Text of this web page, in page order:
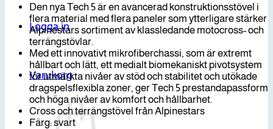
Logga in
Varukorg
Den nya Tech 5 är en avancerad konstruktionsstövel i
flera material med flera paneler som ytterligare stärker
Alpinestars sortiment av klassledande motocross- och
terrängstövlar.
Med ett innovativt mikrofiberchassi, som är extremt
hållbart och lätt, ett medialt biomekaniskt pivotsystem
för utmärkta nivåer av stöd och stabilitet och utökade
dragspelsflexibla zoner, ger Tech 5 prestandapassform
och höga nivåer av komfort och hållbarhet.
Cross och terrängstövel från Alpinestars
Färg: svart